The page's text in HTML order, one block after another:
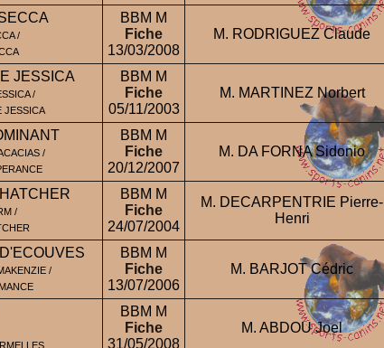
/
BBM M
Fiche
13/03/2008
M. RODRIGUEZ Claude
JESSICA
/
JESSICA
BBM M
Fiche
05/11/2003
M. MARTINEZ Norbert
/
BBM M
Fiche
20/12/2007
M. DA FORNA Sidonio
/
BBM M
Fiche
24/07/2004
M. DECARPENTRIE Pierre-
Henri
/
BBM M
Fiche
13/07/2006
M. BARJOT Cédric
BBM M
Fiche
31/05/2008
M. ABDOU Joel